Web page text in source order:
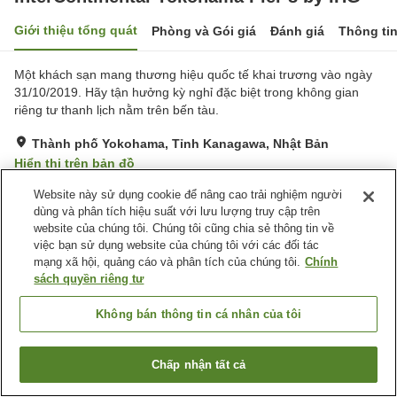
Giới thiệu tổng quát Phòng và Gói giá Đánh giá Thông
Một khách sạn mang thương hiệu quốc tế khai trương vào ngày
31/10/2019. Hãy tận hưởng kỳ nghỉ đặc biệt trong không gian
riêng tư thanh lịch nằm trên bến tàu.
Thành phố Yokohama, Tỉnh Kanagawa, Nhật Bản
Hiển thị trên bản đồ
Xuất sắc Đánh giá:256lượt
Tiện nghi chỗ nghỉ
Spa / Salon
Nhà hàng
Phòng ăn riêng
Trang chủ Nhật Bản Tỉnh Kanagawa
Thành phố Yokohama
InterContinental Yokohama Pier 8 by IHG
Tìm phòng trống
Website này sử dụng cookie để nâng cao trải nghiệm người
dùng và phân tích hiệu suất với lưu lượng truy cập trên
website của chúng tôi. Chúng tôi cũng chia sẻ thông tin về
việc bạn sử dụng website của chúng tôi với các đối tác
mạng xã hội, quảng cáo và phân tích của chúng tôi. Chính
sách quyền riêng tư
Không bán thông tin cá nhân của tôi
Chấp nhận tất cả